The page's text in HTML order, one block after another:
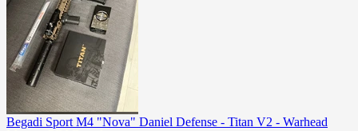
Begadi Sport M4 "Nova" Daniel Defense - Titan V2 - Warhead